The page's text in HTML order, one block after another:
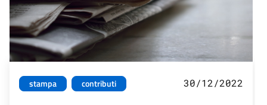
stampa contributi 30/12/2022